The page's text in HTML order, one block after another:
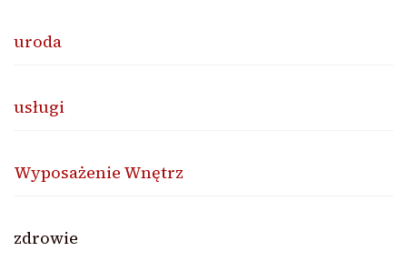
uroda
usługi
Wyposażenie Wnętrz
zdrowie